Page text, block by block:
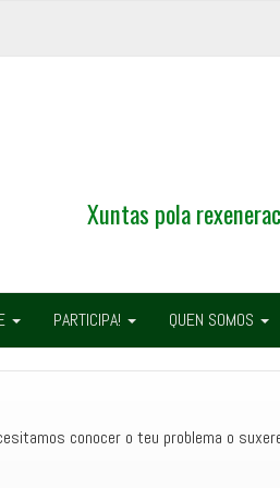
Xuntas pola
PARTICIPA! QUEN SOMOS
conocer o teu problema o